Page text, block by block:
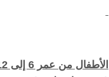
الأطفال من عمر 6 إلى 12 سنة: